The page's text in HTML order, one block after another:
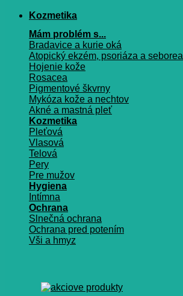
Kozmetika
Mám problém s...
Bradavice a kurie oká
Atopický ekzém, psoriáza a seborea
Hojenie kože
Rosacea
Pigmentové škvrny
Mykóza kože a nechtov
Akné a mastná pleť
Kozmetika
Pleťová
Vlasová
Telová
Pery
Pre mužov
Hygiena
Intímna
Ochrana
Slnečná ochrana
Ochrana pred potením
Vši a hmyz